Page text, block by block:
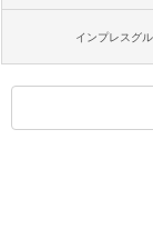
インプレスグ